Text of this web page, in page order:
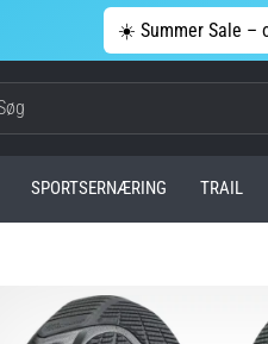
☀️ Summer Sale –
SPORTSERNÆRING TRAIL